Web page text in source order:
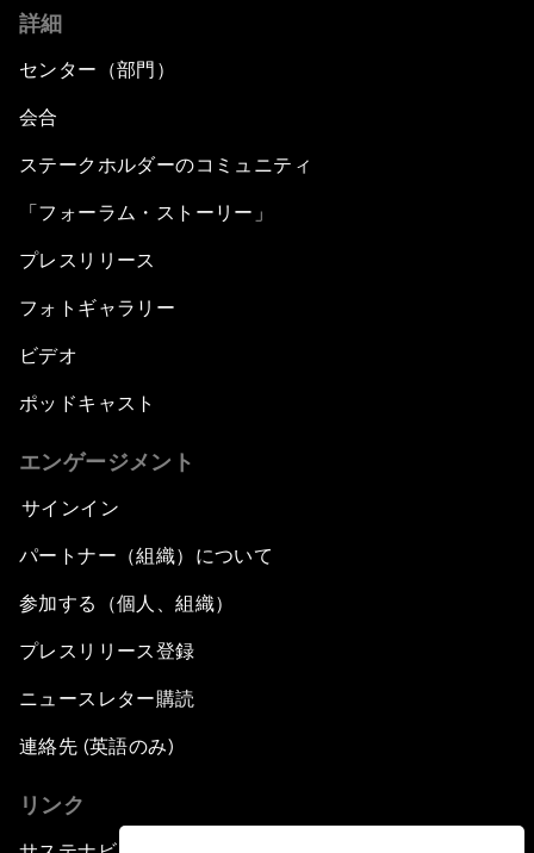
詳細
センター（部門）
会合
ステークホルダーのコミュニティ
「フォーラム・ストーリー」
プレスリリース
フォトギャラリー
ビデオ
ポッドキャスト
エンゲージメント
サインイン
パートナー（組織）について
参加する（個人、組織）
プレスリリース登録
ニュースレター購読
連絡先 (英語のみ)
リンク